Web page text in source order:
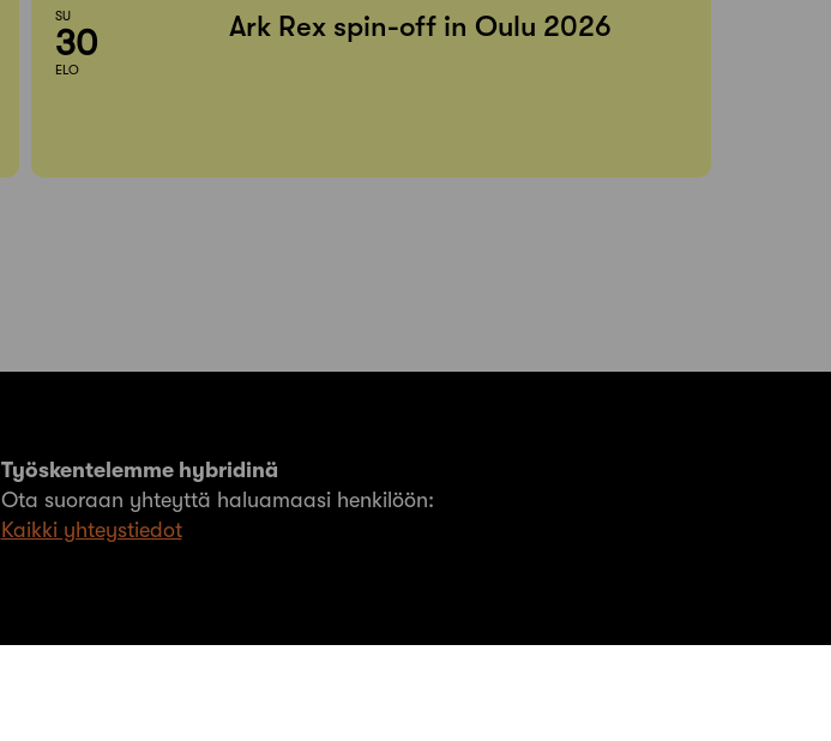
SU
30
ELO
Ark Rex spin-off in Oulu 2026
Työskentelemme hybridinä
Ota suoraan yhteyttä haluamaasi henkilöön:
Kaikki yhteystiedot